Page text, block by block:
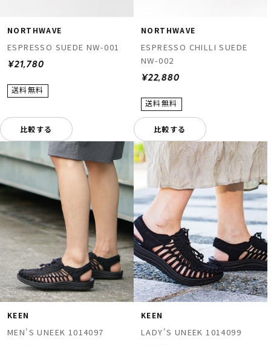
NORTHWAVE
ESPRESSO SUEDE NW-001
¥21,780
比較する
NORTHWAVE
ESPRESSO CHILLI SUEDE
NW-002
¥22,880
比較する
KEEN
MEN'S UNEEK 1014097
KEEN
LADY'S UNEEK 1014099